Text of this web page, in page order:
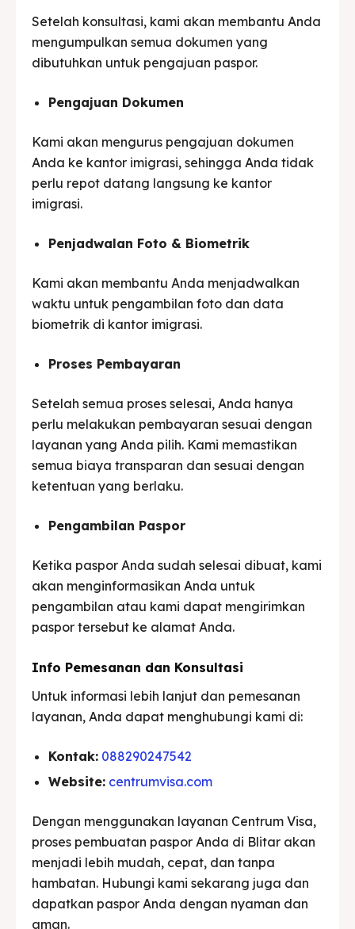
Setelah konsultasi, kami akan membantu Anda
mengumpulkan semua dokumen yang
dibutuhkan untuk pengajuan paspor.
Pengajuan Dokumen
Kami akan mengurus pengajuan dokumen
Anda ke kantor imigrasi, sehingga Anda tidak
perlu repot datang langsung ke kantor
imigrasi.
Penjadwalan Foto & Biometrik
Kami akan membantu Anda menjadwalkan
waktu untuk pengambilan foto dan data
biometrik di kantor imigrasi.
Proses Pembayaran
Setelah semua proses selesai, Anda hanya
perlu melakukan pembayaran sesuai dengan
layanan yang Anda pilih. Kami memastikan
semua biaya transparan dan sesuai dengan
ketentuan yang berlaku.
Pengambilan Paspor
Ketika paspor Anda sudah selesai dibuat, kami
akan menginformasikan Anda untuk
pengambilan atau kami dapat mengirimkan
paspor tersebut ke alamat Anda.
Info Pemesanan dan Konsultasi
Untuk informasi lebih lanjut dan pemesanan
layanan, Anda dapat menghubungi kami di:
Kontak: 088290247542
Website: centrumvisa.com
Dengan menggunakan layanan Centrum Visa,
proses pembuatan paspor Anda di Blitar akan
menjadi lebih mudah, cepat, dan tanpa
hambatan. Hubungi kami sekarang juga dan
dapatkan paspor Anda dengan nyaman dan
aman.